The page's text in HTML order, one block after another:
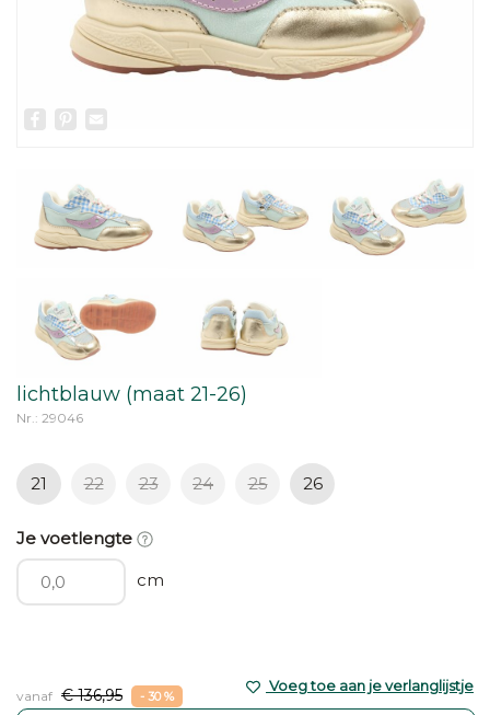
Facebook
Pinterest
lichtblauw (maat 21-26)
Nr.: 29046
21 22 23 24 25 26
Je voetlengte
cm
vanaf € 136,95 - 30 %
Voeg toe aan je verlanglijstje